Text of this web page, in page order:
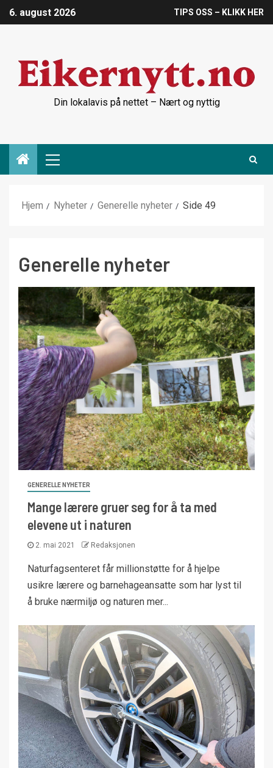
6. august 2026 TIPS OSS – KLIKK HER
Din lokalavis på nettet – Nært og nyttig
Hjem Nyheter Generelle nyheter Side 49
Generelle nyheter
GENERELLE NYHETER
Mange lærere gruer seg for å ta med
elevene ut i naturen
2. mai 2021 Redaksjonen
Naturfagsenteret får millionstøtte for å hjelpe
usikre lærere og barnehageansatte som har lyst til
å bruke nærmiljø og naturen mer...